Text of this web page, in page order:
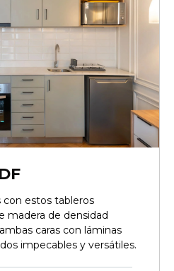
estos tableros
madera de densidad
caras con láminas
impecables y versátiles.